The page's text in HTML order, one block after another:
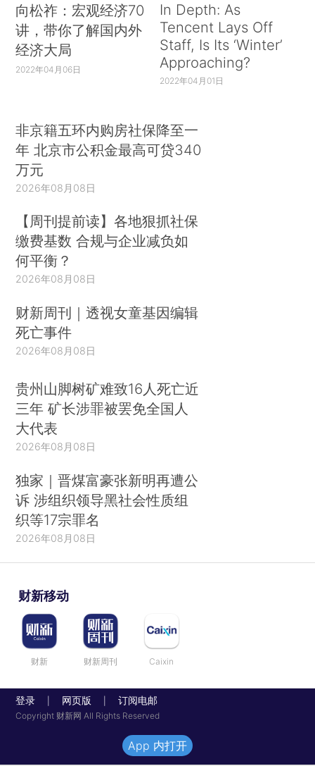
向松祚：宏观经济70
讲，带你了解国内外
经济大局
2022年04月06日
In Depth: As
Tencent Lays Off
Staff, Is Its ‘Winter’
Approaching?
2022年04月01日
非京籍五环内购房社保降至一
年 北京市公积金最高可贷340
万元
2026年08月08日
【周刊提前读】各地狠抓社保
缴费基数 合规与企业减负如
何平衡？
2026年08月08日
财新周刊｜透视女童基因编辑
死亡事件
2026年08月08日
贵州山脚树矿难致16人死亡近
三年 矿长涉罪被罢免全国人
大代表
2026年08月08日
独家｜晋煤富豪张新明再遭公
诉 涉组织领导黑社会性质组
织等17宗罪名
2026年08月08日
财新移动
财新 财新周刊 Caixin
登录 网页版 订阅电邮
Copyright 财新网 All Rights Reserved
App 内打开